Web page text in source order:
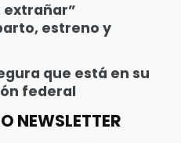
extrañar”
estreno y
que está en su
federal
NEWSLETTER